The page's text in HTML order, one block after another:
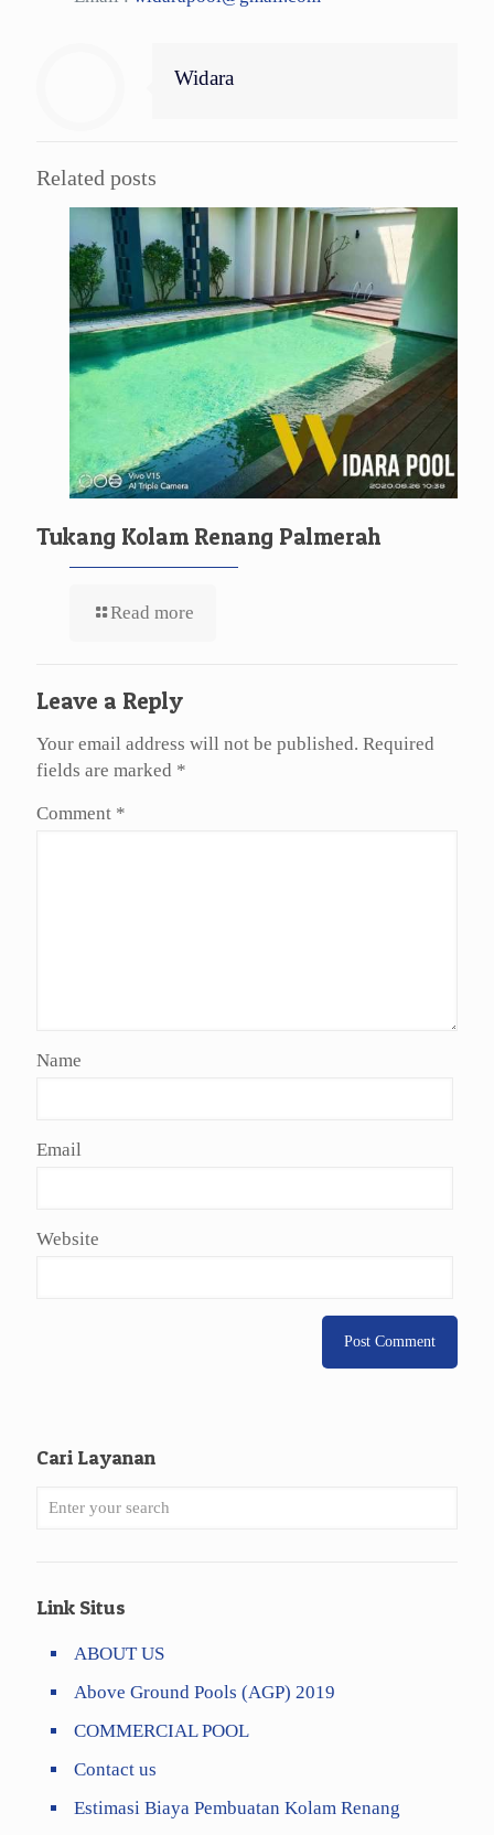
Widara
Related posts
Tukang Kolam Renang Palmerah
Read more
Leave a Reply
Your email address will not be published. Required
fields are marked *
Comment *
Name
Email
Website
Cari Layanan
Link Situs
ABOUT US
Above Ground Pools (AGP) 2019
COMMERCIAL POOL
Contact us
Estimasi Biaya Pembuatan Kolam Renang